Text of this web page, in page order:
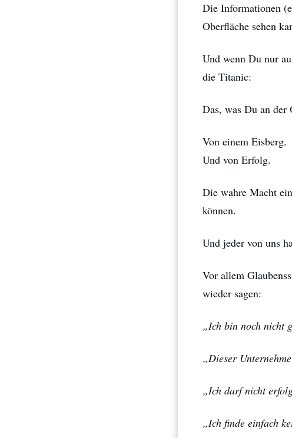
Die Informationen
Oberfläche sehen
Und wenn Du nur
die Titanic:
Das, was Du an der
Von einem Eisberg.
Und von Erfolg.
Die wahre Macht
können.
Und jeder von uns
Vor allem
wieder sagen:
„Ich bin noch nicht
„Dieser
„Ich darf nicht
„Ich finde einfach